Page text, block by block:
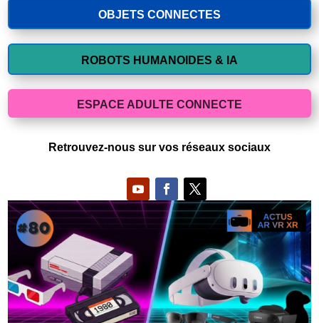
OBJETS CONNECTES
ROBOTS HUMANOIDES & IA
ESPACE ADULTE CONNECTE
Retrouvez-nous sur vos réseaux sociaux